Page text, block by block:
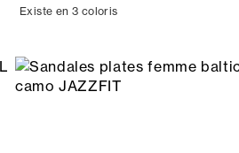
Existe en 3 coloris